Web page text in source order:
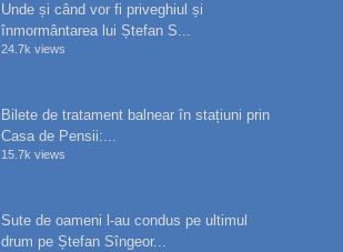
Unde și când vor fi priveghiul și
înmormântarea lui Ștefan S...
24.7k views
Bilete de tratament balnear în stațiuni prin
Casa de Pensii:...
15.7k views
Sute de oameni l-au condus pe ultimul
drum pe Ștefan Sîngeor...